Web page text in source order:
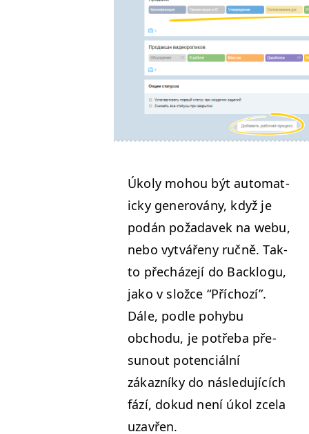
Úkoly mohou být auto­mat­
icky gen­erovány, když je
podán poža­dav­ek na webu,
nebo vytváře­ny ručně. Tak­
to přecháze­jí do Back­logu,
jako v složce “Pří­chozí”.
Dále, podle pohy­bu
obchodu, je potře­ba pře­
sunout poten­ciál­ní
zákazníky do násle­du­jících
fází, dokud není úkol zcela
uzavřen.